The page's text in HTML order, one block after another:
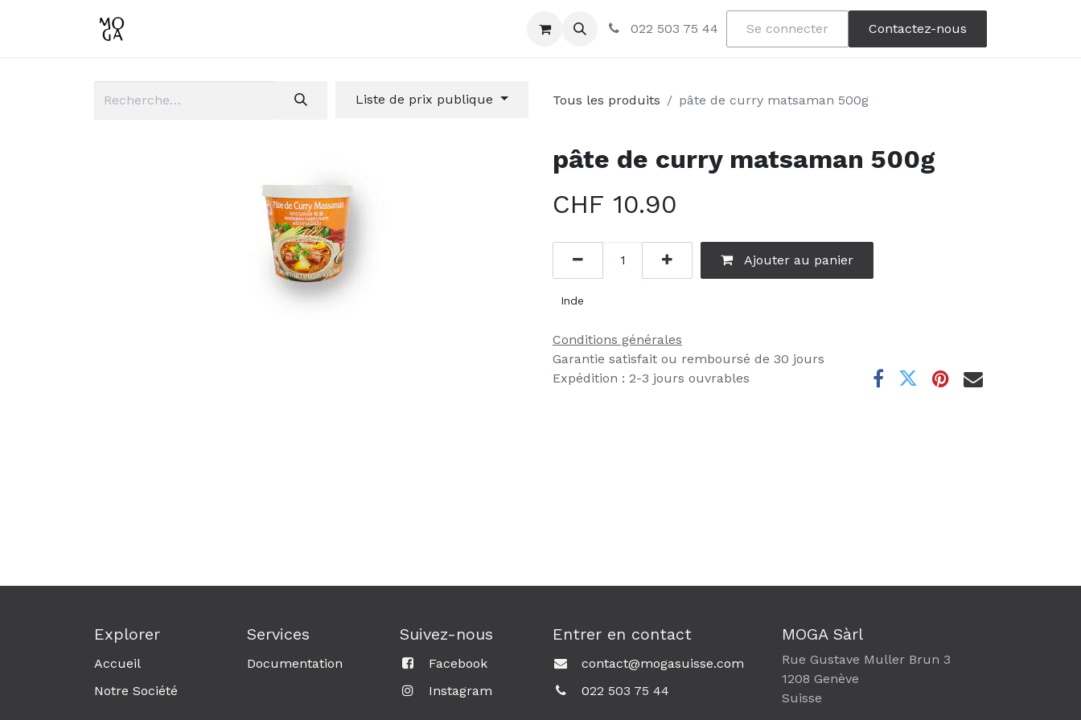
022 503 75 44 Se connecter Contactez-nous
Liste de prix publique Tous les produits pâte de curry matsaman 500g
pâte de curry matsaman 500g
CHF 10.90
Ajouter au panier
Inde
Conditions générales
Garantie satisfait ou remboursé de 30 jours
Expédition : 2-3 jours ouvrables
Explorer
Accueil
Notre Société
Services
Documentation
Suivez-nous
Facebook
Instagram
Entrer en contact
contact@mogasuisse.com​
022 503 75 44
MOGA Sàrl
Rue Gustave Muller Brun 3
1208 Genève
Suisse